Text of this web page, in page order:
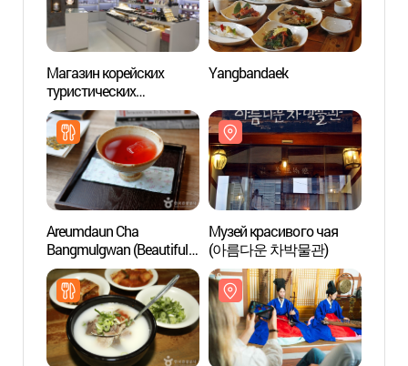
Магазин корейских
туристических
сувениров на Инсадоне
(한국관광명품점
(인사동))
Yangbandaek
Areumdaun Cha
Bangmulgwan (Beautiful
Tea Museum)
Музей красивого чая
(아름다운 차박물관)